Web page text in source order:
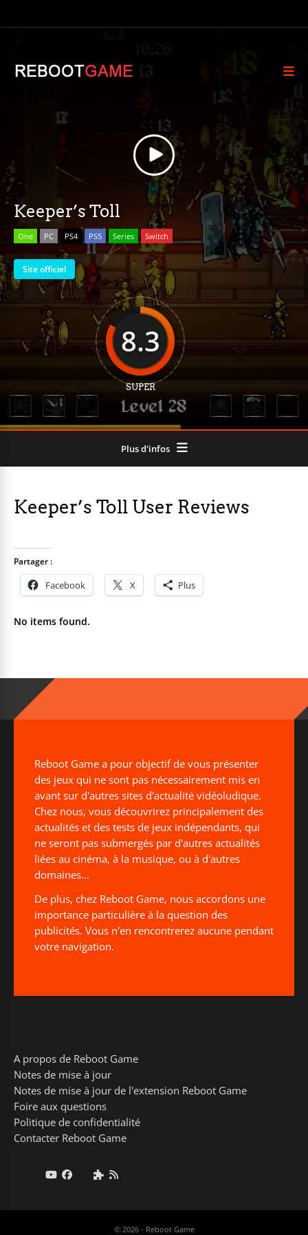
Keeper’s Toll
One PC PS4 PS5 Series Switch
Site officiel
8.3
SUPER
Plus d'infos
Keeper’s Toll User Reviews
Partager :
Facebook X Plus
No items found.
Reboot Game a pour objectif de vous présenter
des jeux qui ne sont pas nécessairement mis en
avant sur d'autres sites d'actualité vidéoludique.
Chez nous, vous découvrirez principalement des
actualités et des tests de jeux indépendants, qui
ne seront pas submergés par d'autres actualités
liées au cinéma, à la musique, ou à d'autres
domaines...
De plus, chez Reboot Game, nous accordons une
importance particulière à la question des
publicités. Vous n'en rencontrerez aucune pendant
votre navigation.
A propos de Reboot Game
Notes de mise à jour
Notes de mise à jour de l'extension Reboot Game
Foire aux questions
Politique de confidentialité
Contacter Reboot Game
© 2026 - Reboot Game